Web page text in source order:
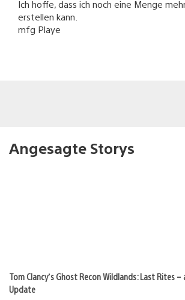
Ich hoffe, dass ich noch eine Menge
erstellen kann.
mfg Playe
Angesagte Storys
Tom Clancy’s Ghost Recon Wildlands: Last Rites
Update